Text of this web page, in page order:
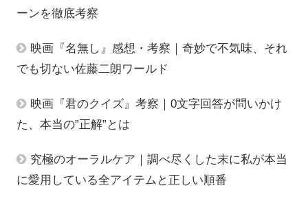
ーンを徹底考察
映画『名無し』感想・考察｜奇妙で不気味、それ
でも切ない佐藤二朗ワールド
映画『君のクイズ』考察｜0文字回答が問いかけ
た、本当の”正解”とは
究極のオーラルケア｜調べ尽くした末に私が本当
に愛用している全アイテムと正しい順番